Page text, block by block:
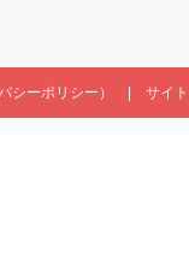
シーポリシー） サイ